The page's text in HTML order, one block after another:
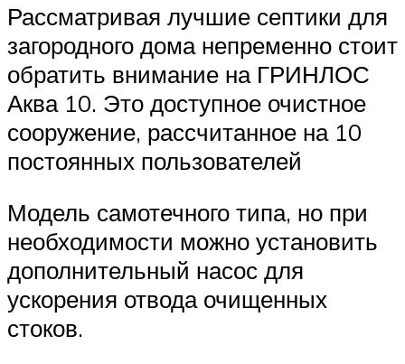
Рассматривая лучшие септики для
загородного дома непременно стоит
обратить внимание на ГРИНЛОС
Аква 10. Это доступное очистное
сооружение, рассчитанное на 10
постоянных пользователей
Модель самотечного типа, но при
необходимости можно установить
дополнительный насос для
ускорения отвода очищенных
стоков.